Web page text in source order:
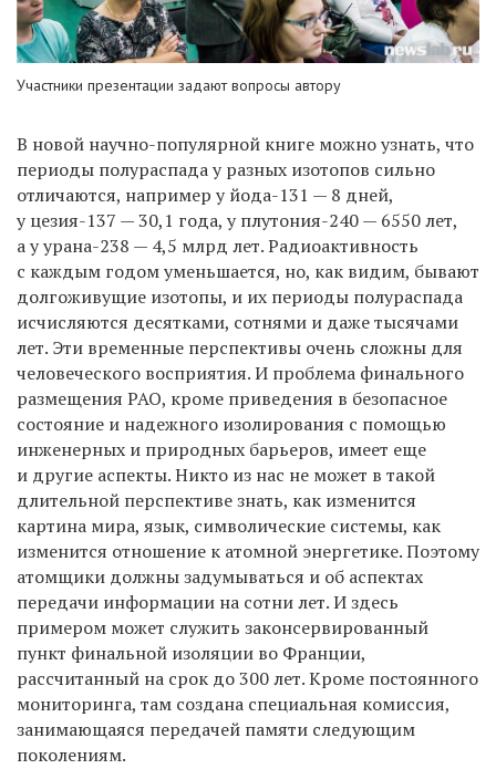
Участники презентации задают вопросы автору
В новой научно-популярной книге можно узнать, что
периоды полураспада у разных изотопов сильно
отличаются, например у йода-131 — 8 дней,
у цезия-137 — 30,1 года, у плутония-240 — 6550 лет,
а у урана-238 — 4,5 млрд лет. Радиоактивность
с каждым годом уменьшается, но, как видим, бывают
долгоживущие изотопы, и их периоды полураспада
исчисляются десятками, сотнями и даже тысячами
лет. Эти временные перспективы очень сложны для
человеческого восприятия. И проблема финального
размещения РАО, кроме приведения в безопасное
состояние и надежного изолирования с помощью
инженерных и природных барьеров, имеет еще
и другие аспекты. Никто из нас не может в такой
длительной перспективе знать, как изменится
картина мира, язык, символические системы, как
изменится отношение к атомной энергетике. Поэтому
атомщики должны задумываться и об аспектах
передачи информации на сотни лет. И здесь
примером может служить законсервированный
пункт финальной изоляции во Франции,
рассчитанный на срок до 300 лет. Кроме постоянного
мониторинга, там создана специальная комиссия,
занимающаяся передачей памяти следующим
поколениям.